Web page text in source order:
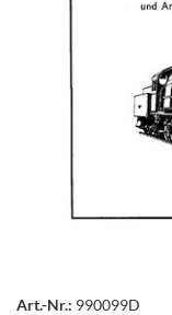
Art.-Nr.: 990099D